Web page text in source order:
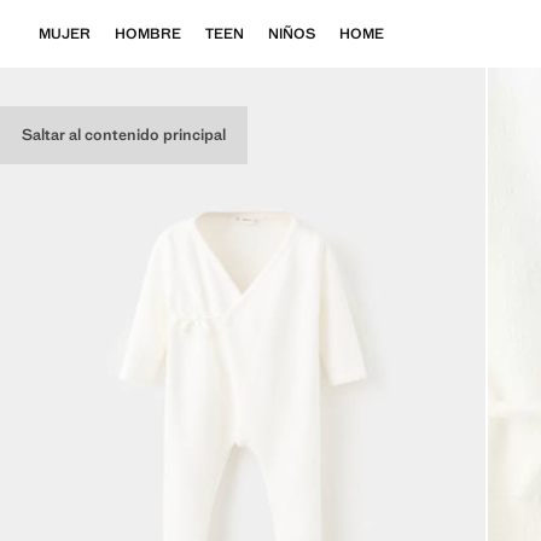
Saltar al contenido principal
MUJER HOMBRE TEEN NIÑOS HOME